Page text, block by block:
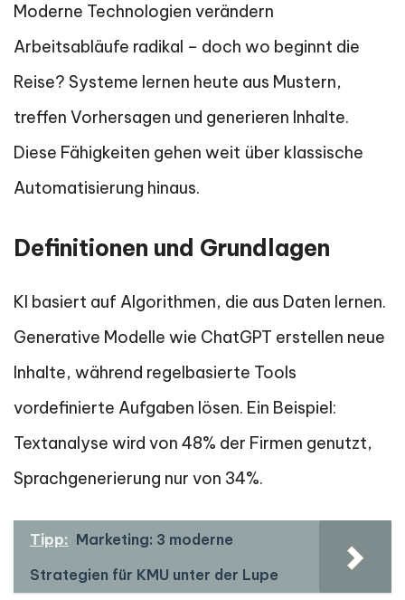
Moderne Technologien verändern
Arbeitsabläufe radikal – doch wo beginnt die
Reise? Systeme lernen heute aus Mustern,
treffen Vorhersagen und generieren Inhalte.
Diese Fähigkeiten gehen weit über klassische
Automatisierung hinaus.
Definitionen und Grundlagen
KI basiert auf Algorithmen, die aus Daten lernen.
Generative Modelle wie ChatGPT erstellen neue
Inhalte, während regelbasierte Tools
vordefinierte Aufgaben lösen. Ein Beispiel:
Textanalyse wird von 48% der Firmen genutzt,
Sprachgenerierung nur von 34%.
Tipp: Marketing: 3 moderne
Strategien für KMU unter der Lupe